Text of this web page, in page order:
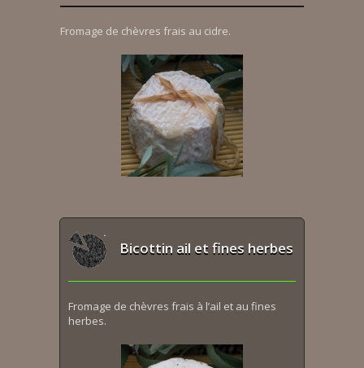
Fromage de chèvres frais au cidre.
Bicottin ail et fines herbes
Fromage de chèvres frais à l’ail et au fines
herbes.